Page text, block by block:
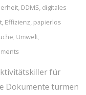
, DDMS, digitales
, Effizienz, papierlos
, Umwelt,
für
Dokumente türmen